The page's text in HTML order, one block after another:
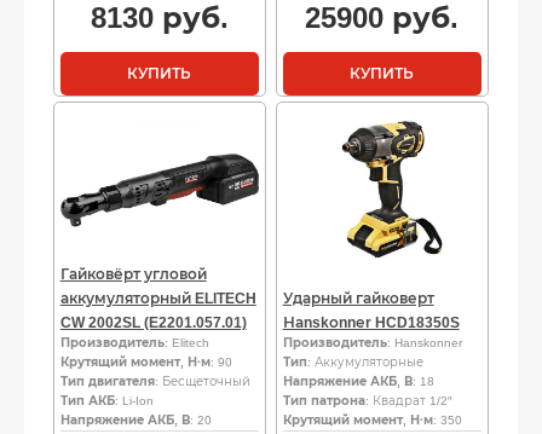
8130руб.
КУПИТЬ
25900 руб.
КУПИТЬ
Гайковёрт угловой
аккумуляторный ELITECH
CW 2002SL (E2201.057.01)
Производитель: Elitech
Крутящий момент, Н·м: 90
Тип двигателя: Бесщеточный
Тип АКБ: Li-Ion
Напряжение АКБ, В: 20
Ударный гайковерт
Наnskоnnеr HCD18350S
Производитель: Hanskonner
Тип: Аккумуляторные
Напряжение АКБ, В: 18
Тип патрона: Квадрат 1/2″
Крутящий момент, Н·м: 350